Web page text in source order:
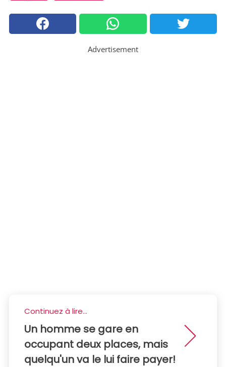
Advertisement
Continuez à lire...
Un homme se gare en
occupant deux places, mais
quelqu'un va le lui faire payer!